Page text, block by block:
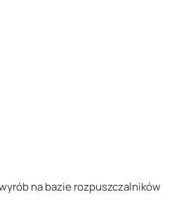
na bazie rozpuszczalników